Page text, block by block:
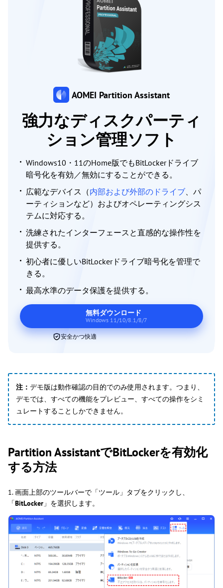
AOMEI Partition Assistant
強力なディスクパーティ
ション管理ソフト
Windows10・11のHome版でもBitLockerドライブ
暗号化を有効／無効にすることができる。
広範なデバイス（内部および外部のドライブ、パ
ーティションなど）およびオペレーティングシス
テムに対応する。
洗練されたインターフェースと直感的な操作性を
提供する。
初心者に優しいBitLockerドライブ暗号化を管理で
きる。
最高水準のデータ保護を提供する。
無料ダウンロード
Windows 11/10/8.1/8/7
安全かつ快適
注： デモ版は動作確認の目的でのみ使用されます。つまり、
デモでは、すべての機能をプレビュー、すべての操作をシミ
ュレートすることしかできません。
Partition AssistantでBitLockerを有効化
する方法
1. 画面上部のツールバーで「ツール」タブをクリックし、
「BitLocker 」を選択します。